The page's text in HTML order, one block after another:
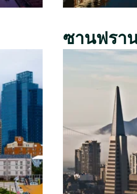
ซานฟรา